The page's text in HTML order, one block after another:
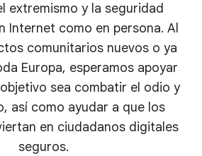
extremismo y la seguridad
Internet como en persona. Al
comunitarios nuevos o ya
Europa, esperamos apoyar
sea combatir el odio y
así como ayudar a que los
en ciudadanos digitales
seguros.